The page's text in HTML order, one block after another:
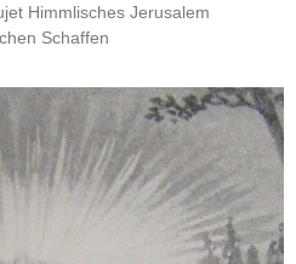
Himmlisches Jerusalem
Schaffen